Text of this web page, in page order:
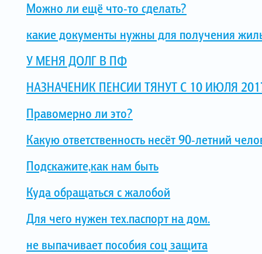
Можно ли ещё что-то сделать?
какие документы нужны для получения
У МЕНЯ ДОЛГ В ПФ
НАЗНАЧЕНИК ПЕНСИИ ТЯНУТ С 10 ИЮЛЯ
Правомерно ли это?
Какую ответственность несёт 90-летний
Подскажите,как нам быть
Куда обращаться с жалобой
Для чего нужен тех.паспорт на дом.
не выпачивает пособия соц защита